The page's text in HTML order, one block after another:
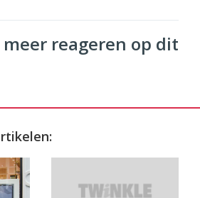
reageren op dit